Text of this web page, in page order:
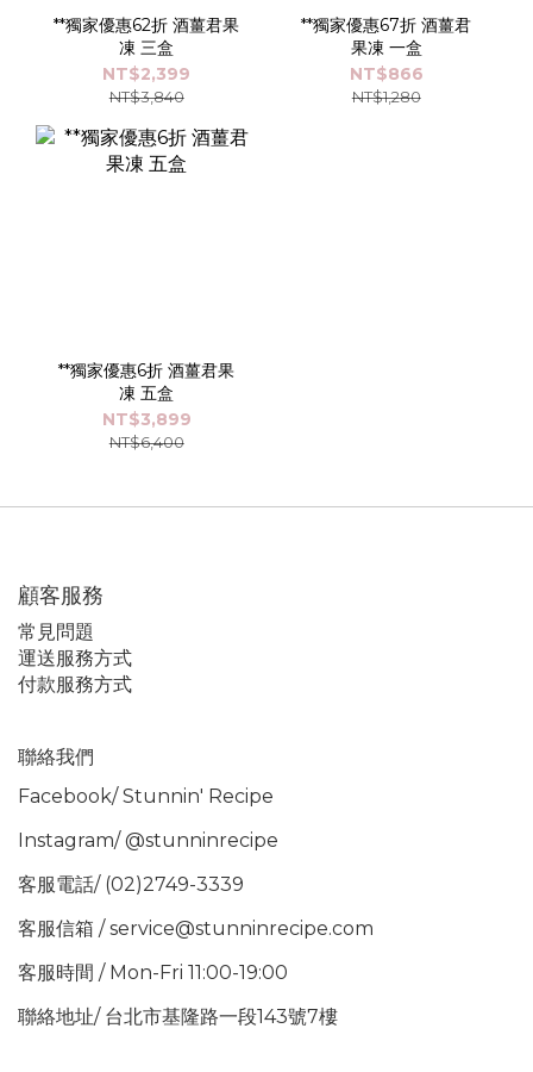
**獨家優惠62折 酒薑君果
凍 三盒
NT$2,399
NT$3,840
**獨家優惠67折 酒薑君
果凍 一盒
NT$866
NT$1,280
**獨家優惠6折 酒薑君果
凍 五盒
NT$3,899
NT$6,400
顧客服務
常見問題
運送服務方式
付款服務方式
聯絡我們
Facebook/Stunnin' Recipe
Instagram/@stunninrecipe
客服電話/ (02)2749-3339
客服信箱 / service@stunninrecipe.com
客服時間 / Mon-Fri 11:00-19:00
聯絡地址/ 台北市基隆路一段143號7樓